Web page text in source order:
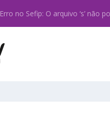
Erro no Sefip: O arquivo ‘s’ não